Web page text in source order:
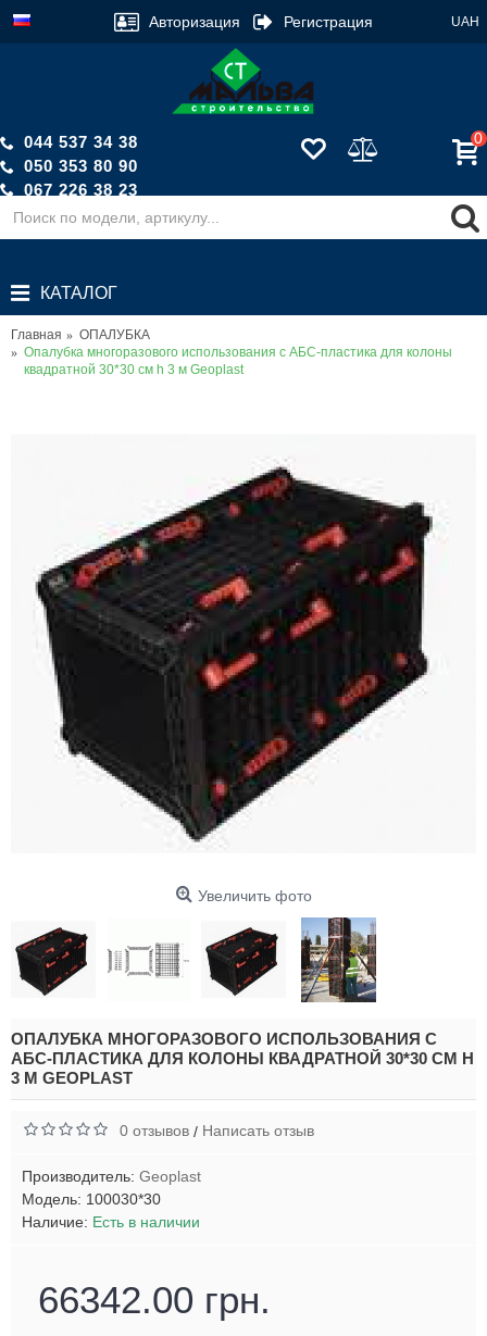
UAH
Авторизация Регистрация
044 537 34 38
050 353 80 90
067 226 38 23
Обратный звонок
0
КАТАЛОГ
Главная
ОПАЛУБКА
Опалубка многоразового использования с АБС-пластика для колоны
квадратной 30*30 см h 3 м Geoplast
Увеличить фото
ОПАЛУБКА МНОГОРАЗОВОГО ИСПОЛЬЗОВАНИЯ С
АБС-ПЛАСТИКА ДЛЯ КОЛОНЫ КВАДРАТНОЙ 30*30 СМ H
3 М GEOPLAST
0 отзывов / Написать отзыв
Производитель: Geoplast
Модель: 100030*30
Наличие: Есть в наличии
66342.00 грн.